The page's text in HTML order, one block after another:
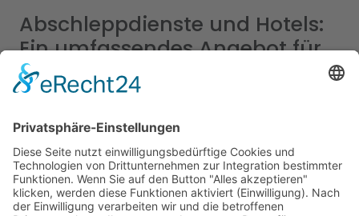
Abschleppdienste und Hotels:
Ein umfassendes Angebot für
Ihre Mobilität und Unterkunft
Sie nicht nur alle Informationen zu zuverlässigen
Abschleppdiensten, sondern auch eine
umfassende Auswahl an Hotels für Ihren nächsten
Aufenthalt. Wir möchten sicherstellen, dass Sie
sowohl bei Fahrzeugpannen als auch bei der